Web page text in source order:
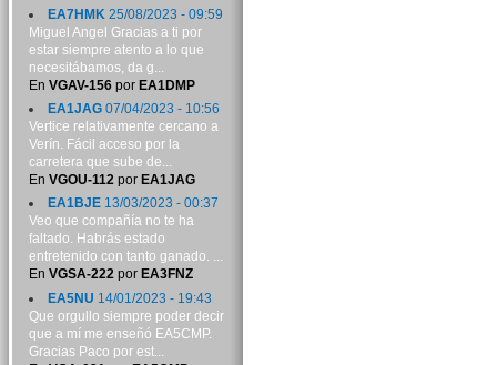
EA7HMK 25/08/2023 - 09:59
Miguel Angel Gracias a ti por
estar siempre atento a lo que
necesitábamos, da g...
En VGAV-156por EA1DMP
EA1JAG07/04/2023 - 10:56
Vertice relativamente cercano a
Verín. Fácil acceso por la
carretera que sube de...
En VGOU-112por EA1JAG
EA1BJE13/03/2023 - 00:37
Veo que compañía no te ha
faltado. Habrás estado
entretenido con tanto ganado. ...
En VGSA-222por EA3FNZ
EA5NU 14/01/2023 - 19:43
Que orgullo siempre poder decir
que a mí me enseñó EA5CMP.
Gracias Paco por est...